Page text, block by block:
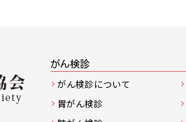
サ
イ
がん検診
がん検診について
胃がん検診